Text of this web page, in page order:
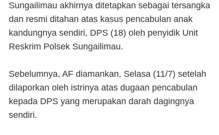
Sungailimau akhirnya ditetapkan sebagai tersangka
dan resmi ditahan atas kasus pencabulan anak
kandungnya sendiri, DPS (18) oleh penyidik Unit
Reskrim Polsek Sungailimau.
Sebelumnya, AF diamankan, Selasa (11/7) setelah
dilaporkan oleh istrinya atas dugaan pencabulan
kepada DPS yang merupakan darah dagingnya
sendiri.